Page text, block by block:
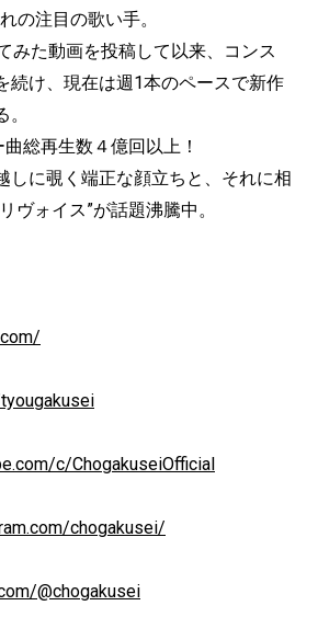
の注目の歌い手。
みた動画を投稿して以来、コンス
続け、現在は週1本のペースで新作
総再生数４億回以上！
しに覗く端正な顔立ちと、それに相
ヴォイス”が話題沸騰中。
c/ChogakuseiOfficial
chogakusei/
@chogakusei